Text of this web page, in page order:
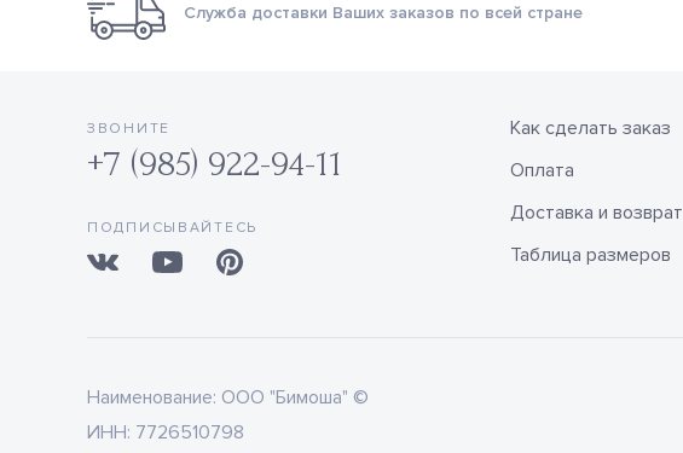
Служба доставки Ваших заказов по всей стране
ЗВОНИТЕ
+7 (985) 922-94-11
ПОДПИСЫВАЙТЕСЬ
Как сделать заказ
Оплата
Доставка и возврат
Таблица размеров
Наименование: ООО "Бимоша" ©
ИНН: 7726510798